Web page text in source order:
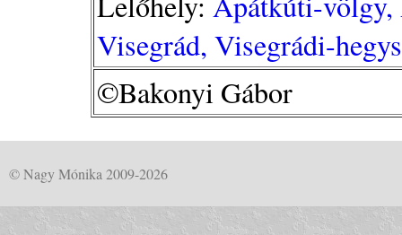
Visegrád, Visegrádi-
©Bakonyi Gábor
© Nagy Mónika 2009-2026